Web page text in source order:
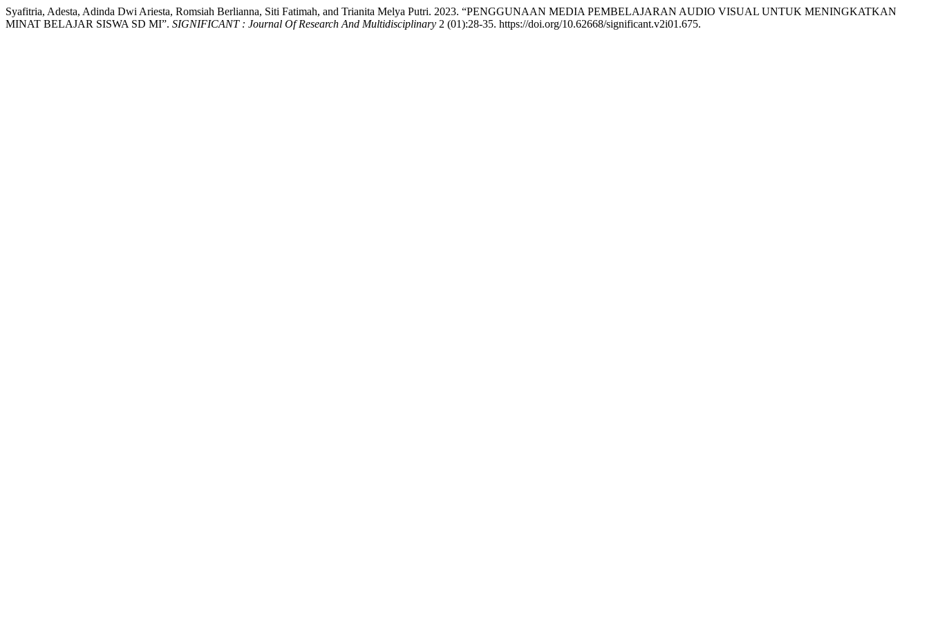
Syafitria, Adesta, Adinda Dwi Ariesta, Romsiah Berlianna, Siti Fatimah, and Trianita Melya Putri. 2023. “PENGGUNAAN MEDIA PEMBELAJARAN AUDIO VISUAL UNTUK MENINGKATKAN
MINAT BELAJAR SISWA SD MI”. SIGNIFICANT : Journal Of Research And Multidisciplinary 2 (01):28-35. https://doi.org/10.62668/significant.v2i01.675.